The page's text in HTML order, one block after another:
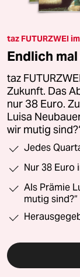
taz FUTURZWEI
Endlich
taz
Zukunft. Das
nur 38 Euro.
Luisa
wir mutig
Jedes
Nur 38 Euro
Als Prämie
mutig sind?“